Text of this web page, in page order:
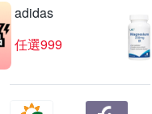
adidas
任選999